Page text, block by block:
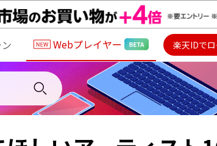
Webプレイヤー 楽天IDで